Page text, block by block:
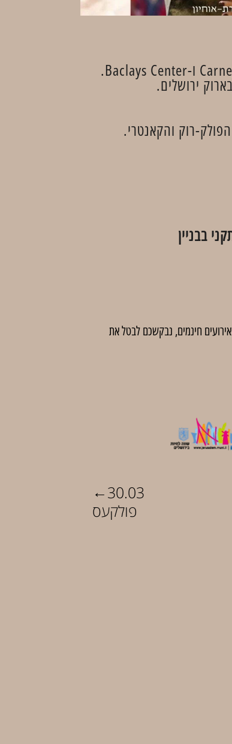
ירושלים.
רוק והקאנטרי.
בבניין
לאחר מועד זה לא יהיו ביטולים. באירועים חינמים, נבקשכם לבטל את
←30.03
פולקעס